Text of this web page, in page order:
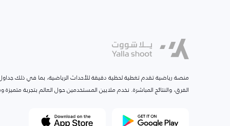
منصة رياضية تقدم تغطية لحظية دقيقة للأحداث الرياضية، بما في ذلك جداول
الفرق، والنتائج المباشرة. نخدم ملايين المستخدمين حول العالم بتجربة